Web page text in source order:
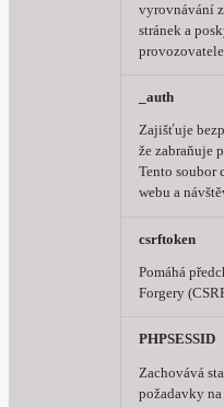
vyrovnávání
stránek a
_auth
Zajišťuje
že zabraňuje
Tento soubor
webu a
csrftoken
Pomáhá
Forgery
PHPSESSID
Zachovává
požadavky na